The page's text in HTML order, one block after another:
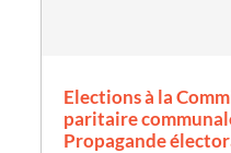
Elections à la
paritaire
Propagande